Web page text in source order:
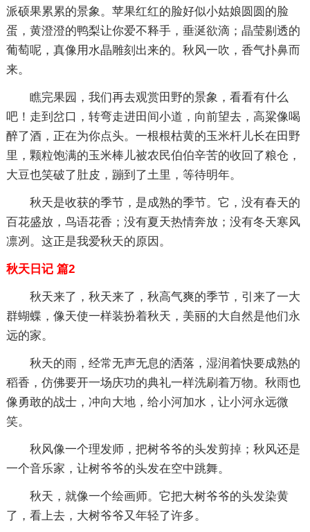
派硕果累累的景象。苹果红红的脸好似小姑娘圆圆的脸
蛋，黄澄澄的鸭梨让你爱不释手，垂涎欲滴；晶莹剔透的
葡萄呢，真像用水晶雕刻出来的。秋风一吹，香气扑鼻而
来。
瞧完果园，我们再去观赏田野的景象，看看有什么
吧！走到岔口，转弯走进田间小道，向前望去，高粱像喝
醉了酒，正在为你点头。一根根枯黄的玉米杆儿长在田野
里，颗粒饱满的玉米棒儿被农民伯伯辛苦的收回了粮仓，
大豆也笑破了肚皮，蹦到了土里，等待明年。
秋天是收获的季节，是成熟的季节。它，没有春天的
百花盛放，鸟语花香；没有夏天热情奔放；没有冬天寒风
凛冽。这正是我爱秋天的原因。
秋天日记 篇2
秋天来了，秋天来了，秋高气爽的季节，引来了一大
群蝴蝶，像天使一样装扮着秋天，美丽的大自然是他们永
远的家。
秋天的雨，经常无声无息的洒落，湿润着快要成熟的
稻香，仿佛要开一场庆功的典礼一样洗刷着万物。秋雨也
像勇敢的战士，冲向大地，给小河加水，让小河永远微
笑。
秋风像一个理发师，把树爷爷的头发剪掉；秋风还是
一个音乐家，让树爷爷的头发在空中跳舞。
秋天，就像一个绘画师。它把大树爷爷的头发染黄
了，看上去，大树爷爷又年轻了许多。